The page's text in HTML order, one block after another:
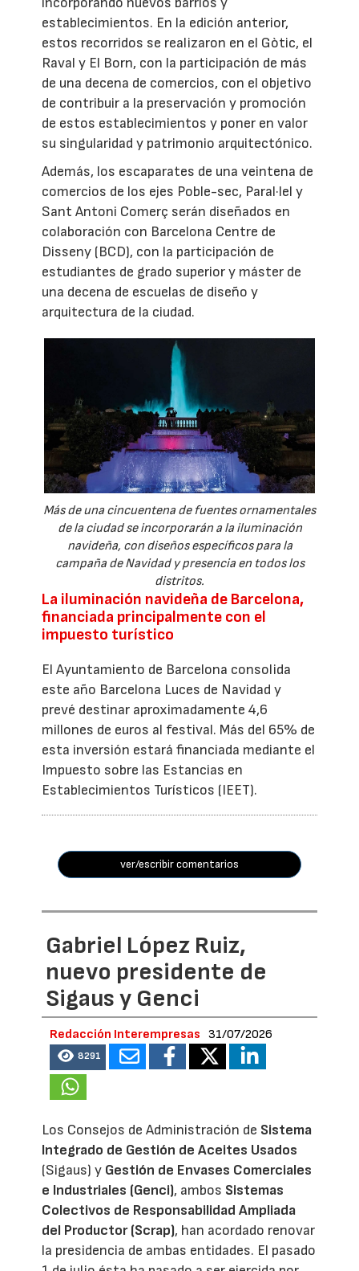
establecimientos. En la edición anterior,
estos recorridos se realizaron en el Gòtic, el
Raval y El Born, con la participación de más
de una decena de comercios, con el objetivo
de contribuir a la preservación y promoción
de estos establecimientos y poner en valor
su singularidad y patrimonio arquitectónico.
Además, los escaparates de una veintena de
comercios de los ejes Poble-sec, Paral·lel y
Sant Antoni Comerç serán diseñados en
colaboración con Barcelona Centre de
Disseny (BCD), con la participación de
estudiantes de grado superior y máster de
una decena de escuelas de diseño y
arquitectura de la ciudad.
Más de una cincuentena de fuentes ornamentales
de la ciudad se incorporarán a la iluminación
navideña, con diseños específicos para la
campaña de Navidad y presencia en todos los
distritos.
La iluminación navideña de Barcelona,
financiada principalmente con el
impuesto turístico
El Ayuntamiento de Barcelona consolida
este año Barcelona Luces de Navidad y
prevé destinar aproximadamente 4,6
millones de euros al festival. Más del 65% de
esta inversión estará financiada mediante el
Impuesto sobre las Estancias en
Establecimientos Turísticos (IEET).
ver/escribir comentarios
Gabriel López Ruiz,
nuevo presidente de
Sigaus y Genci
Redacción Interempresas 31/07/2026
8291
Los Consejos de Administración de Sistema
Integrado de Gestión de Aceites Usados
(Sigaus) y Gestión de Envases Comerciales
e Industriales (Genci), ambos Sistemas
Colectivos de Responsabilidad Ampliada
del Productor (Scrap), han acordado renovar
la presidencia de ambas entidades. El pasado